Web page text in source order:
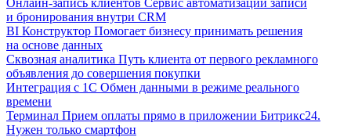
Онлайн-запись клиентов Сервис автоматизации записи
и бронирования внутри CRM
BI Конструктор Помогает бизнесу принимать решения
на основе данных
Сквозная аналитика Путь клиента от первого рекламного
объявления до совершения покупки
Интеграция с 1С Обмен данными в режиме реального
времени
Терминал Прием оплаты прямо в приложении Битрикс24.
Нужен только смартфон